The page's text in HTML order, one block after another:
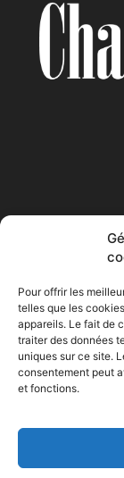
Pour offrir les
telles que les
appareils. Le fait de
traiter des données
uniques sur ce site.
consentement peut
et fonctions.
Accueil
Maghreb
©